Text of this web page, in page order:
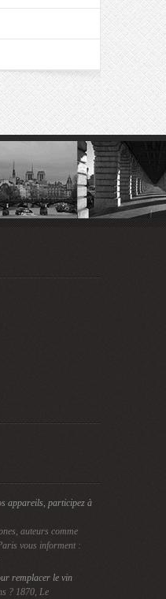
appareils, participez à
auteurs comme
vous informent :
remplacer le vin
? 1870, Le